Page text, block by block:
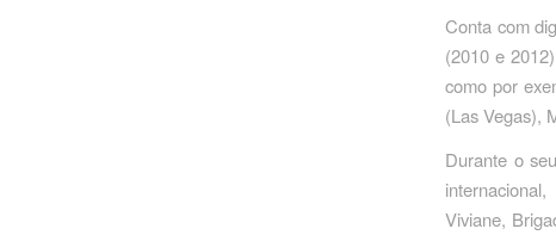
Conta com
(2010 e
como por
(Las Vegas),
Durante o
Viviane,